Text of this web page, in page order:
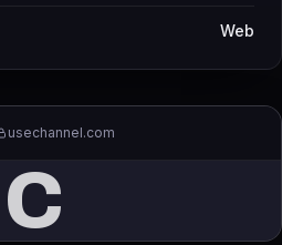
usechannel.com
C
Web